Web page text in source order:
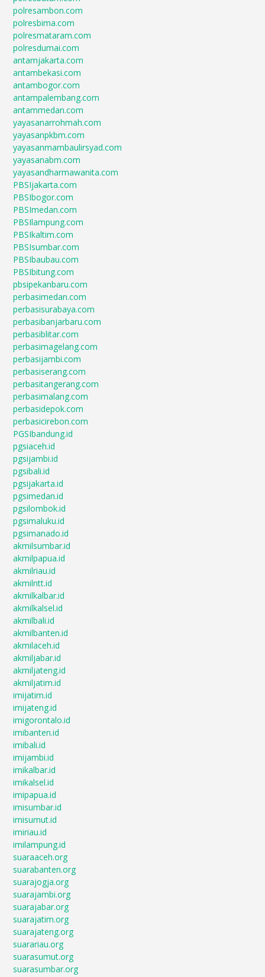
polresambon.com
polresbima.com
polresmataram.com
polresdumai.com
antamjakarta.com
antambekasi.com
antambogor.com
antampalembang.com
antammedan.com
yayasanarrohmah.com
yayasanpkbm.com
yayasanmambaulirsyad.com
yayasanabm.com
yayasandharmawanita.com
PBSIjakarta.com
PBSIbogor.com
PBSImedan.com
PBSIlampung.com
PBSIkaltim.com
PBSIsumbar.com
PBSIbaubau.com
PBSIbitung.com
pbsipekanbaru.com
perbasimedan.com
perbasisurabaya.com
perbasibanjarbaru.com
perbasiblitar.com
perbasimagelang.com
perbasijambi.com
perbasiserang.com
perbasitangerang.com
perbasimalang.com
perbasidepok.com
perbasicirebon.com
PGSIbandung.id
pgsiaceh.id
pgsijambi.id
pgsibali.id
pgsijakarta.id
pgsimedan.id
pgsilombok.id
pgsimaluku.id
pgsimanado.id
akmilsumbar.id
akmilpapua.id
akmilriau.id
akmilntt.id
akmilkalbar.id
akmilkalsel.id
akmilbali.id
akmilbanten.id
akmilaceh.id
akmiljabar.id
akmiljateng.id
akmiljatim.id
imijatim.id
imijateng.id
imigorontalo.id
imibanten.id
imibali.id
imijambi.id
imikalbar.id
imikalsel.id
imipapua.id
imisumbar.id
imisumut.id
imiriau.id
imilampung.id
suaraaceh.org
suarabanten.org
suarajogja.org
suarajambi.org
suarajabar.org
suarajatim.org
suarajateng.org
suarariau.org
suarasumut.org
suarasumbar.org